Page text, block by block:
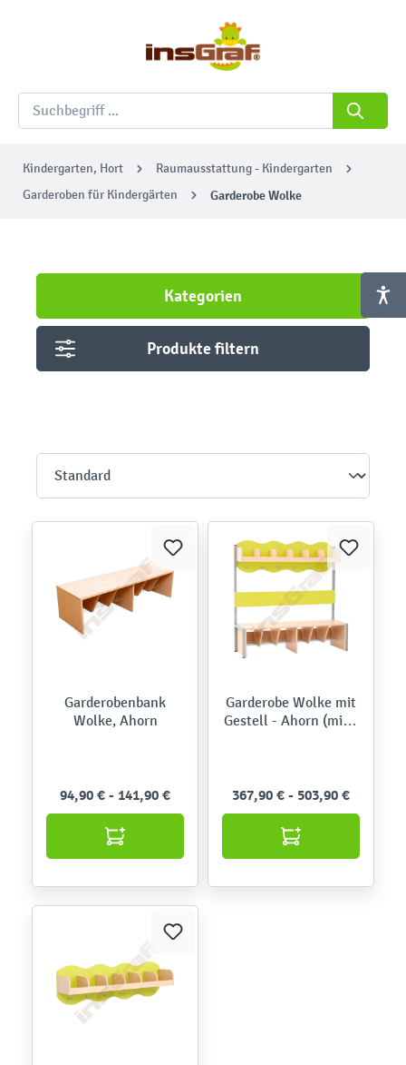
Kindergarten, Hort
Raumausstattung - Kindergarten
Garderoben für Kindergärten
Garderobe Wolke
Kategorien
Produkte filtern
Garderobenbank
Wolke, Ahorn
94,90 € - 141,90 €
Garderobe Wolke mit
Gestell - Ahorn (mit 3
367,90 € - 503,90 €